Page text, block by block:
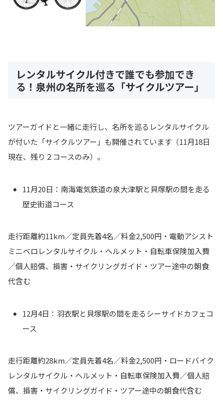
レンタルサイクル付きで誰でも参加でき
る！泉州の名所を巡る「サイクルツアー」
ツアーガイドと一緒に走行し、名所を巡るレンタルサイクル
が付いた「サイクルツアー」も開催されています（11月18日
現在、残り２コースのみ）。
11月20日：南海電気鉄道の泉大津駅と貝塚駅の間を走る
歴史街道コース
走行距離約11km／定員先着4名／料金2,500円・電動アシスト
ミニベロレンタルサイクル・ヘルメット・自転車保険加入費
／個人賠償、損害・サイクリングガイド・ツアー途中の朝食
代含む
12月4日：羽衣駅と貝塚駅の間を走るシーサイドカフェコ
ース
走行距離約28km／定員先着4名／料金2,500円・ロードバイク
レンタルサイクル・ヘルメット・自転車保険加入費／個人賠
償、損害・サイクリングガイド・ツアー途中の朝食代含む